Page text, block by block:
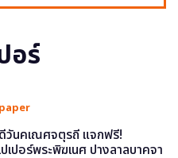
อร์
วันคเณศจตุรถี แจกฟรี!
เปอร์พระพิฆเนศ ปางลาลบาคจา